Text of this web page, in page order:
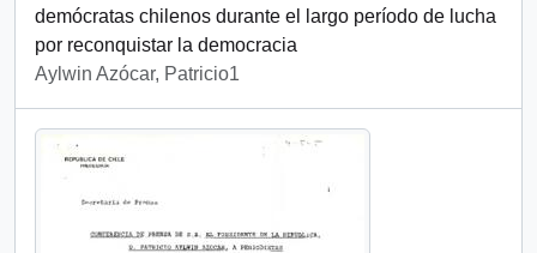
demócratas chilenos durante el largo período de lucha
por reconquistar la democracia
Aylwin Azócar, Patricio1